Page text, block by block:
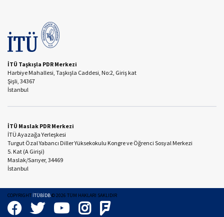
İTÜ Taşkışla PDR Merkezi
Harbiye Mahallesi, Taşkışla Caddesi, No:2, Giriş kat
Şişli, 34367
İstanbul
İTÜ Maslak PDR Merkezi
İTÜ Ayazağa Yerleşkesi
Turgut Özal Yabancı Diller Yüksekokulu Kongre ve Öğrenci Sosyal Merkezi
5. Kat (A Girişi)
Maslak/Sarıyer, 34469
İstanbul
COPYRIGHT İTÜBİDB©2026 TÜM HAKLARI SAKLIDIR